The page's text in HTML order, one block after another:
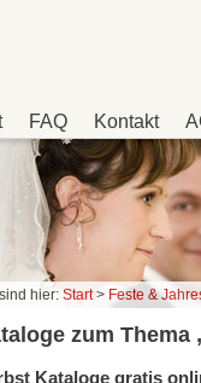
FAQ Kontakt
hier: Start> Feste &
zum Thema
Kataloge gratis